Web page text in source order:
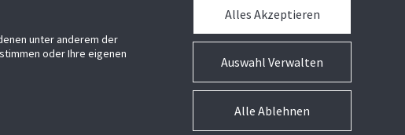
Mediathek
unter anderem der
oder Ihre eigenen
Auswahl Verwalten
Alles Akzeptieren
Alle Ablehnen